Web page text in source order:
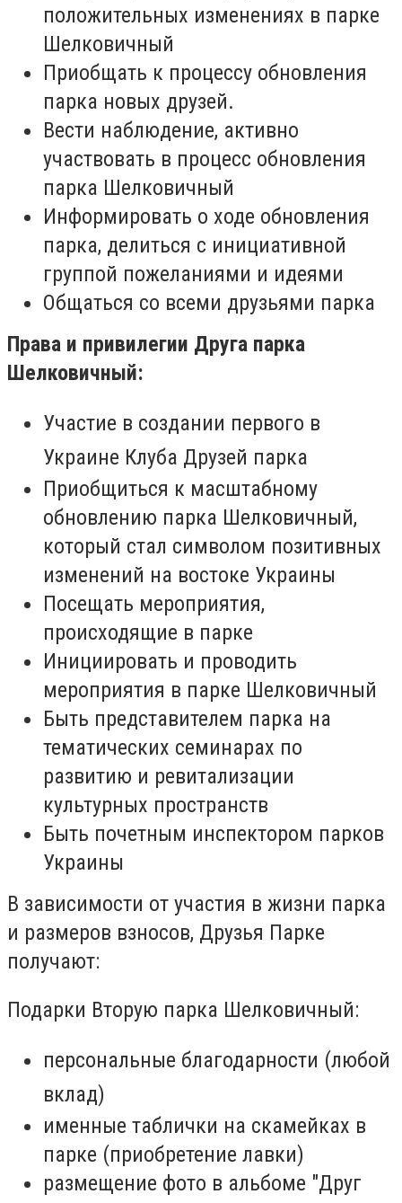
положительных изменениях в парке
Шелковичный
Приобщать к процессу обновления
парка новых друзей.
Вести наблюдение, активно
участвовать в процесс обновления
парка Шелковичный
Информировать о ходе обновления
парка, делиться с инициативной
группой пожеланиями и идеями
Общаться со всеми друзьями парка
Права и привилегии Друга парка
Шелковичный:
Участие в создании первого в
Украине Клуба Друзей парка
Приобщиться к масштабному
обновлению парка Шелковичный,
который стал символом позитивных
изменений на востоке Украины
Посещать мероприятия,
происходящие в парке
Инициировать и проводить
мероприятия в парке Шелковичный
Быть представителем парка на
тематических семинарах по
развитию и ревитализации
культурных пространств
Быть почетным инспектором парков
Украины
В зависимости от участия в жизни парка
и размеров взносов, Друзья Парке
получают:
Подарки Вторую парка Шелковичный:
персональные благодарности (любой
вклад)
именные таблички на скамейках в
парке (приобретение лавки)
размещение фото в альбоме "Друг